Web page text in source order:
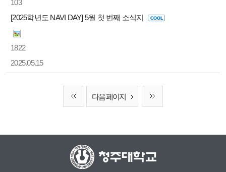
103
[2025학년도 NAVI DAY] 5월 첫 번째 소식지
1822
2025.05.15
다음 페이지